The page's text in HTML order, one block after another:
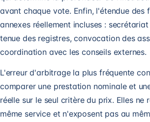
avant chaque vote. Enfin, l'étendue des
annexes réellement incluses :
tenue des registres, convocation des
coordination avec les conseils externes.
L'erreur d'arbitrage la plus fréquente
comparer une prestation nominale et
réelle sur le seul critère du prix. Elles ne
même service et n'exposent pas au